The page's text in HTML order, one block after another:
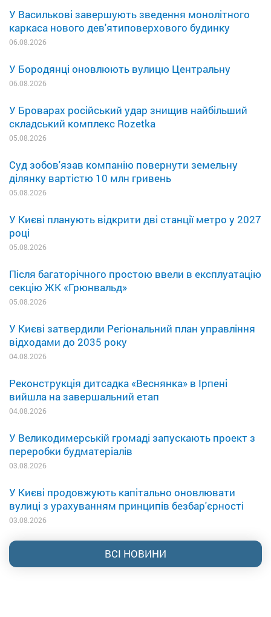
У Василькові завершують зведення монолітного
каркаса нового дев'ятиповерхового будинку
06.08.2026
У Бородянці оновлюють вулицю Центральну
06.08.2026
У Броварах російський удар знищив найбільший
складський комплекс Rozetka
05.08.2026
Суд зобов'язав компанію повернути земельну
ділянку вартістю 10 млн гривень
05.08.2026
У Києві планують відкрити дві станції метро у 2027
році
05.08.2026
Після багаторічного простою ввели в експлуатацію
секцію ЖК «Грюнвальд»
05.08.2026
У Києві затвердили Регіональний план управління
відходами до 2035 року
04.08.2026
Реконструкція дитсадка «Веснянка» в Ірпені
вийшла на завершальний етап
04.08.2026
У Великодимерській громаді запускають проект з
переробки будматеріалів
03.08.2026
У Києві продовжують капітально оновлювати
вулиці з урахуванням принципів безбар'єрності
03.08.2026
ВСІ НОВИНИ